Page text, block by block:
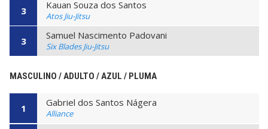
3 Kauan Souza dos Santos
Atos Jiu-Jitsu
3 Samuel Nascimento Padovani
Six Blades Jiu-Jitsu
MASCULINO / ADULTO / AZUL / PLUMA
1 Gabriel dos Santos Nágera
Alliance